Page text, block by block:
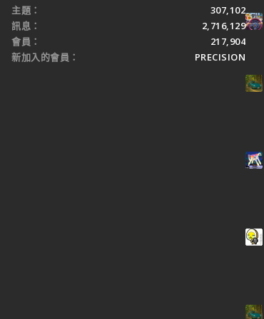
主題
307,102
訊息
2,716,129
會員
217,904
新加入的會員
PRECISION